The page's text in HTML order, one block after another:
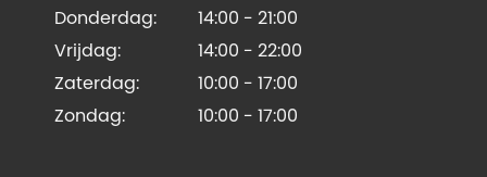
Donderdag:
14:00 - 21:00
Vrijdag:
14:00 - 22:00
Zaterdag:
10:00 - 17:00
Zondag:
10:00 - 17:00